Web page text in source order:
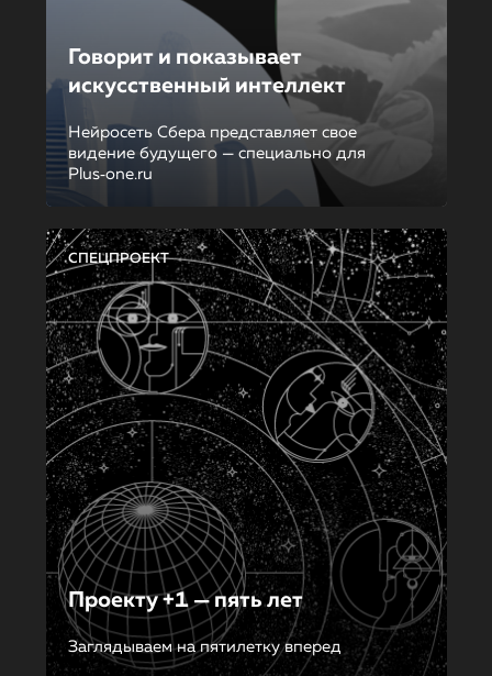
Говорит и показывает
искусственный интеллект
Нейросеть Сбера представляет свое
видение будущего — специально для
Plus‑one.ru
СПЕЦПРОЕКТ
Проекту +1 — пять лет
Заглядываем на пятилетку вперед